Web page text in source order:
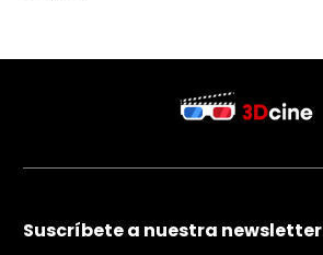
Suscríbete a nuestra newsletter